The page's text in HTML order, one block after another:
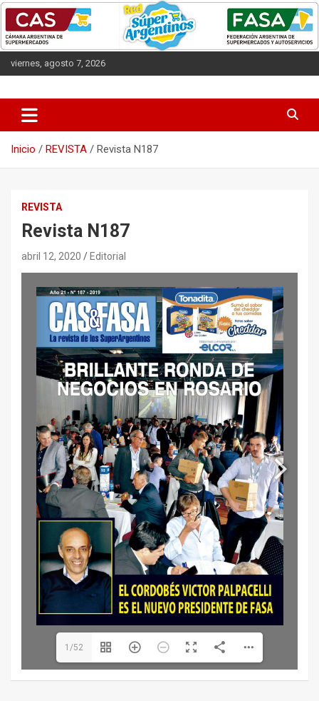
Saltar
contenido
viernes, agosto 7, 2026
CAS
Inicio REVISTA Revista N187
REVISTA
Revista N187
abril 12, 2020 Editorial
1/52